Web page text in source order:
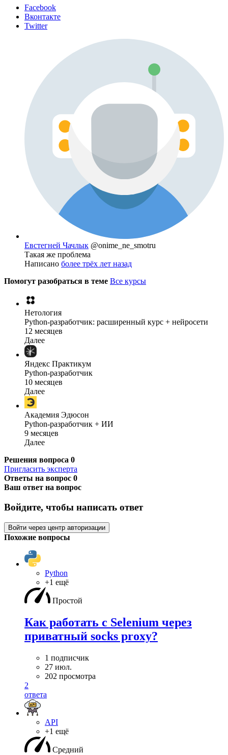
Facebook
Вконтакте
Twitter
Евстегней Чачлык @onime_ne_smotru
Такая же проблема
Написано более трёх лет назад
Помогут разобраться в теме Все курсы
Нетология
Python-разработчик: расширенный курс + нейросети
12 месяцев
Далее
Яндекс Практикум
Python-разработчик
10 месяцев
Далее
Академия Эдюсон
Python-разработчик + ИИ
9 месяцев
Далее
Решения вопроса 0
Пригласить эксперта
Ответы на вопрос 0
Ваш ответ на вопрос
Войдите, чтобы написать ответ
Войти через центр авторизации
Похожие вопросы
Python
+1 ещё
Простой
Как работать с Selenium через
приватный socks proxy?
1 подписчик
27 июл.
202 просмотра
2
ответа
API
+1 ещё
Средний